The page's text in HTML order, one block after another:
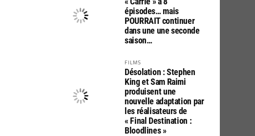
épisodes… mais
POURRAIT continuer
dans une une seconde
saison…
FILMS
Désolation : Stephen
King et Sam Raimi
produisent une
nouvelle adaptation par
les réalisateurs de
« Final Destination :
Bloodlines »